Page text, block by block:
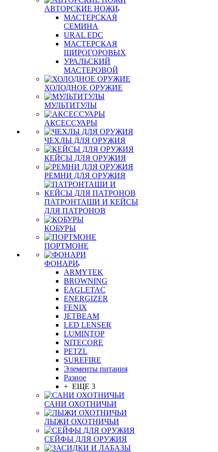
АВТОРСКИЕ НОЖИ
МАСТЕРСКАЯ
СЕМИНА
URAL EDC
МАСТЕРСКАЯ
ШИРОГОРОВЫХ
УРАЛЬСКИЙ
МАСТЕРОВОЙ
ХОЛОДНОЕ ОРУЖИЕ
МУЛЬТИТУЛЫ
АКСЕССУАРЫ
ЧЕХЛЫ ДЛЯ ОРУЖИЯ
КЕЙСЫ ДЛЯ ОРУЖИЯ
РЕМНИ ДЛЯ ОРУЖИЯ
ПАТРОНТАШИ И КЕЙСЫ
ДЛЯ ПАТРОНОВ
КОБУРЫ
ПОРТМОНЕ
ФОНАРИ
ARMYTEK
BROWNING
EAGLETAC
ENERGIZER
FENIX
JETBEAM
LED LENSER
LUMINTOP
NITECORE
PETZL
SUREFIRE
Элементы питания
Разное
+ ЕЩЕ 3
САНИ ОХОТНИЧЬИ
ЛЫЖИ ОХОТНИЧЬИ
СЕЙФЫ ДЛЯ ОРУЖИЯ